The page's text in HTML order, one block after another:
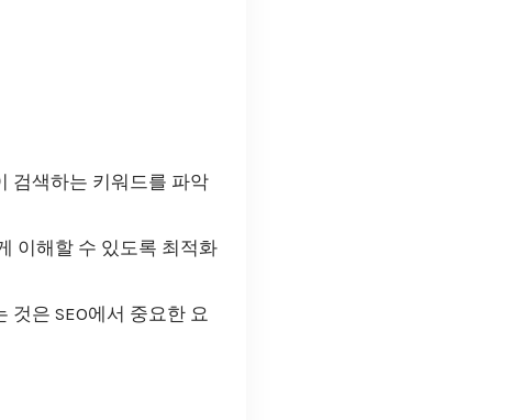
검색하는 키워드를 파악
이해할 수 있도록 최적화
은 SEO에서 중요한 요